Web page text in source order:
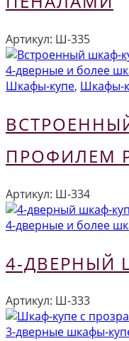
Артикул: Ш-335
4-дверные и более
Шкафы-купе, Шкафы-
ПРОФИЛЕМ
Артикул: Ш-334
4-дверные и более
4-ДВЕРНЫЙ
Артикул: Ш-333
3-дверные шкафы-